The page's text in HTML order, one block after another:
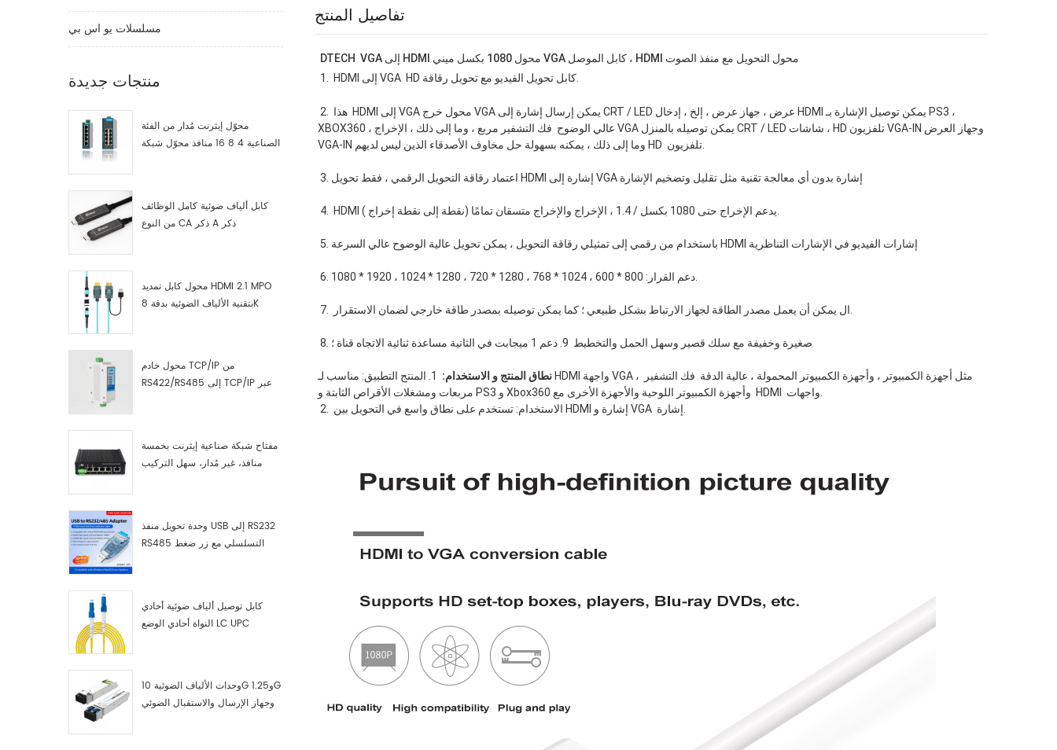
مسلسلات يو اس بي
منتجات جديدة
محوّل إيثرنت مُدار من الفئة
الصناعية 4 8 16 منافذ محوّل شبكة
كابل ألياف ضوئية كامل الوظائف
من النوع CA ذكر A ذكر
محول كابل تمديد HDMI 2.1 MPO
بتقنية الألياف الضوئية بدقة 8K
محول خادم TCP/IP من
RS422/RS485 إلى TCP/IP عبر
مفتاح شبكة صناعية إيثرنت بخمسة
منافذ، غير مُدار، سهل التركيب
وحدة تحويل منفذ USB إلى RS232
RS485 التسلسلي مع زر ضغط
كابل توصيل ألياف ضوئية أحادي
النواة أحادي الوضع LC UPC
وحدات الألياف الضوئية 10G و1.25G
وجهاز الإرسال والاستقبال الضوئي
تفاصيل المنتج
DTECH  VGA إلى HDMI محول 1080 بكسل ميني VGA كابل الموصل ، HDMI محول التحويل مع منفذ الصوت
1.  HDMI إلى VGA  HD كابل تحويل الفيديو مع تحويل رقاقة.
XBOX360 ، عالي الوضوح  فك التشفير مربع ، وما إلى ذلك ، الإخراج VGA يمكن توصيله بالمنزل CRT / LED شاشات ، HD تلفزيون VGA-IN وجهاز العرض
VGA-IN وما إلى ذلك ، يمكنه بسهولة حل مخاوف الأصدقاء الذين ليس لديهم HD  تلفزيون.
6. دعم القرار: 800 * 600 ، 1024 * 768 ، 1280 * 720 ، 1280 * 1024 ، 1920 * 1080.
نطاق المنتج و الاستخدام:
1. المنتج التطبيق: مناسب لـ HDMI واجهة VGA ، مثل أجهزة الكمبيوتر ، وأجهزة الكمبيوتر المحمولة ، عالية الدقة  فك التشفير